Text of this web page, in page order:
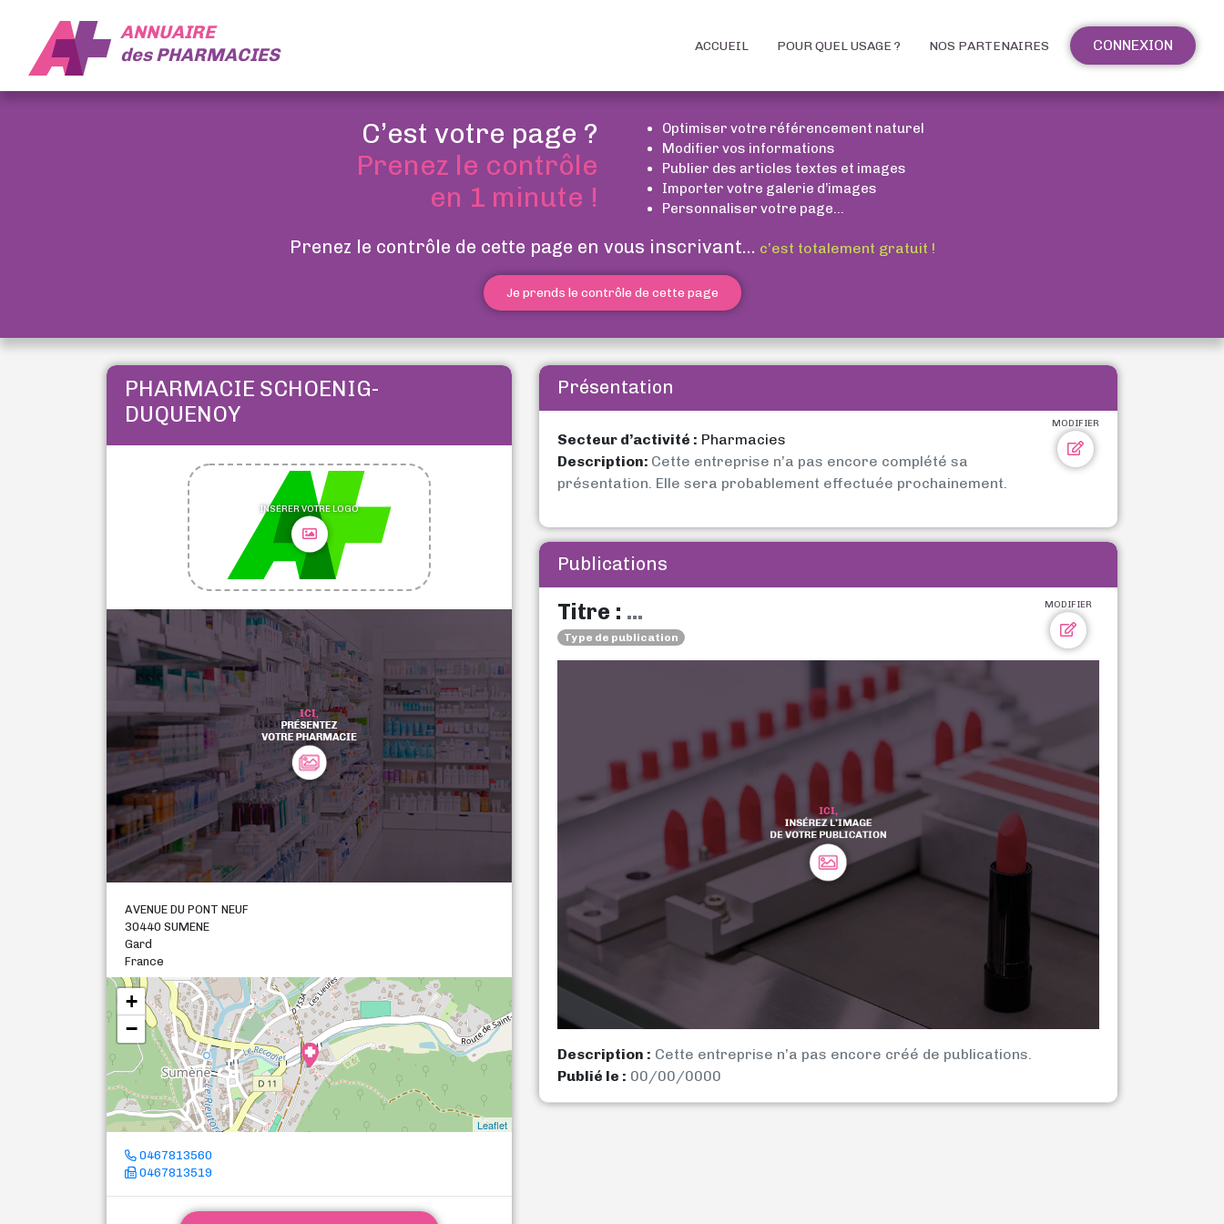
ANNUAIRE
desPHARMACIES ACCUEIL POUR QUEL USAGE ? NOS PARTENAIRES CONNEXION
C’est votre page ?
Prenez le contrôle
en 1 minute !
Optimiser votre référencement naturel
Modifier vos informations
Publier des articles textes et images
Importer votre galerie d’images
Personnaliser votre page...
Prenez le contrôle de cette page en vous inscrivant... c’est totalement gratuit !
Je prends le contrôle de cette page
PHARMACIE SCHOENIG-
DUQUENOY
INSÉRER VOTRE LOGO
AVENUE DU PONT NEUF
30440 SUMENE
Gard
France
+
−
Leaflet
0467813560
0467813519
Présentation
MODIFIER
Secteur d’activité : Pharmacies
Description: Cette entreprise n’a pas encore complété sa
présentation. Elle sera probablement effectuée prochainement.
Publications
MODIFIER
Titre : ...
Type de publication
Description : Cette entreprise n’a pas encore créé de publications.
Publié le : 00/00/0000